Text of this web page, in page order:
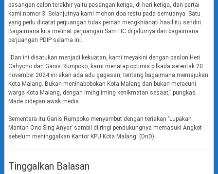
pasangan calon terakhir yaitu pasangan ketiga, di hari ketiga, dan partai
kami nomor 3. Selanjutnya kami mohon doa restu pada semuanya. Satu
yang perlu dicatat perjuangan tidak pernah mengkhianati hasil itu sendiri.
Bagaimana kita melihat perjuangan Sam HC di jalurnya dan bagaimana
perjuangan PDIP selama ini.
“Dan ini disatukan menjadi kekuatan, kami meyakini dengan paslon Heri
Cahyono dan Ganis Rumpoko, kami menatap optimis pilkada serentak 20
november 2024 ini akan ada adu gagasan, tentang bagaimana memajukan
Kota Malang. Bukan meninabobokan Kota Malang dan bukan meracuni
warga Kota Malang, dengan iming iming kenikmatan sesaat,” pungkas
Made didepan awak media.
Sementara itu Ganis Rumpoko menyambut dengan teriakan ‘Lupakan
Mantan Ono Sing Anyar’ sambil diiringi pendukungnya memasuki Angkot
sebelum meninggalkan Kantor KPU Kota Malang. (DnD)
Tinggalkan Balasan